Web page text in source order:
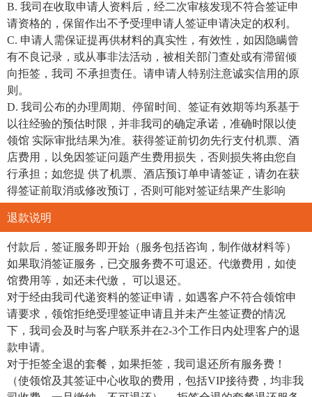
B. 我司在收取申请人资料后，经二次审核发现不符合签证申
请资格的，保留作出不予受理申请人签证申请决定的权利。
C. 申请人需保证提再供材料的真实性，有效性，如因隐瞒曾
有不良记录，或从事非法活动，被相关部门查处或有滞留倾
向拒签，我司 不承担责任。请申请人特别注意诚实信用的原
则。
D. 我司公布的办理周期、停留时间、签证有效期等均系基于
以往经验的预估时限，并非我司的确定承诺，准确时限以使
领馆 实际审批结果为准。获得签证前切勿先行支付机票、酒
店费用，以免因签证问题产生费用损失，否则损失将由您自
行承担；如您提 供了机票、酒店预订单申请签证，请勿在获
得签证前取消或修改预订，否则可能对签证结果产生影响
退款说明
付款后，签证服务即开始（服务包括咨询，制作做材料等）
如果取消签证服务，已交服务费不可退还。代缴费用，如使
馆费用等，如还未代缴， 可以退还。
对于经由我司代递资料的签证申请，如遇客户不符合领馆申
请要求，领馆拒绝受理签证申请且并未产生签证费的情况
下，我司会及时与客户联系并在2-3个工作日内处理客户的退
款申请。
对于拒签全退的套餐，如果拒签，我司退还所有服务费！
（使领馆及其签证中心收取的费用，包括VIP接待费，均非我